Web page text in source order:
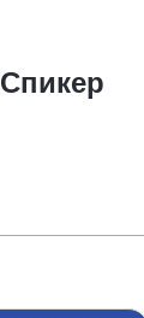
Спикер